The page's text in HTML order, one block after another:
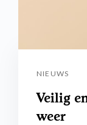
NIEUWS
Veilig
weer